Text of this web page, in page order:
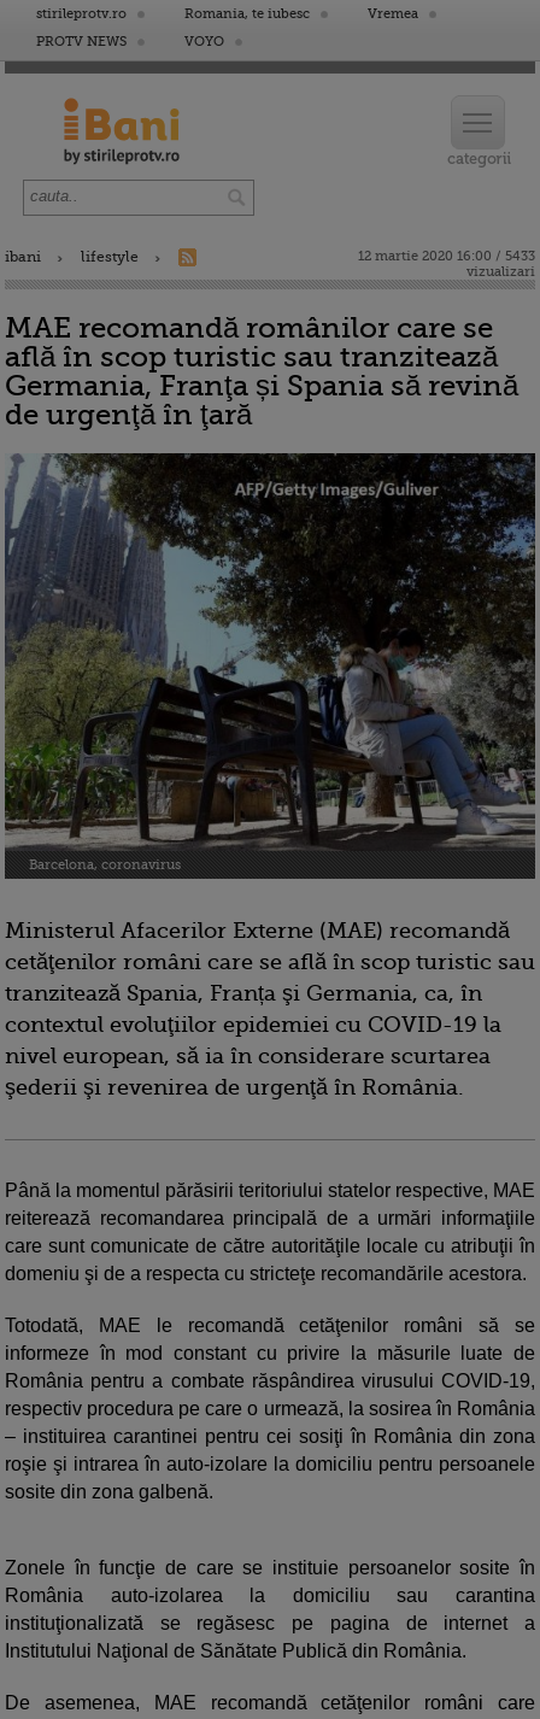
stirileprotv.ro Romania, te iubesc
Vremea
PROTV NEWS
VOYO
ibani lifestyle
12 martie 2020 16:00 / 5433
vizualizari
MAE recomandă românilor care se
află în scop turistic sau tranzitează
Germania, Franţa și Spania să revină
de urgenţă în ţară
Barcelona, coronavirus
Ministerul Afacerilor Externe (MAE) recomandă
cetăţenilor români care se află în scop turistic sau
tranzitează Spania, Franța şi Germania, ca, în
contextul evoluţiilor epidemiei cu COVID-19 la
nivel european, să ia în considerare scurtarea
şederii şi revenirea de urgenţă în România.
Până la momentul părăsirii teritoriului statelor respective, MAE
reiterează recomandarea principală de a urmări informaţiile
care sunt comunicate de către autorităţile locale cu atribuţii în
domeniu şi de a respecta cu stricteţe recomandările acestora.
Totodată, MAE le recomandă cetăţenilor români să se
informeze în mod constant cu privire la măsurile luate de
România pentru a combate răspândirea virusului COVID-19,
respectiv procedura pe care o urmează, la sosirea în România
– instituirea carantinei pentru cei sosiţi în România din zona
roşie şi intrarea în auto-izolare la domiciliu pentru persoanele
sosite din zona galbenă.
Zonele în funcţie de care se instituie persoanelor sosite în
România auto-izolarea la domiciliu sau carantina
instituţionalizată se regăsesc pe pagina de internet a
Institutului Naţional de Sănătate Publică din România.
De asemenea, MAE recomandă cetăţenilor români care